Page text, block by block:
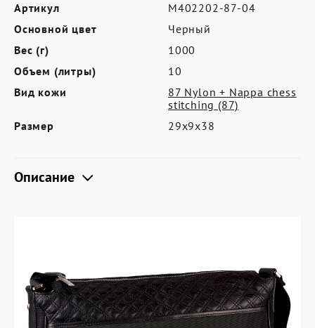
Партнерам
Контакты
Программа лояльности
Политика обработки персональных
данных
Артикул
M402202-87-04
Основной цвет
Черный
Вес (г)
1000
Объем (литры)
10
Вид кожи
87 Nylon + Nappa chess
stitching (87)
Размер
29х9х38
Описание